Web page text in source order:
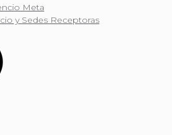
Meta
y Sedes Receptoras